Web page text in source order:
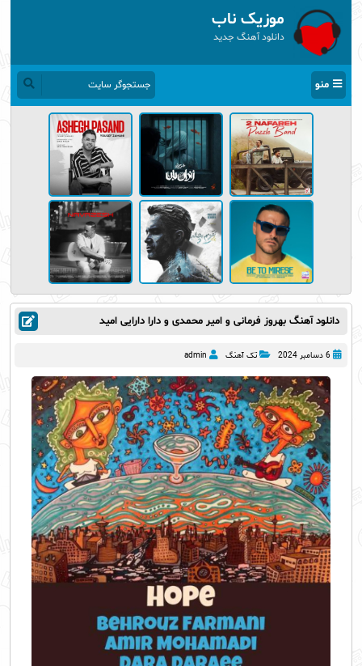
موزیک ناب
دانلود آهنگ جدید
منو
دانلود آهنگ بهروز فرمانی و امیر محمدی و دارا دارایی امید
6 دسامبر 2024 تک آهنگ admin